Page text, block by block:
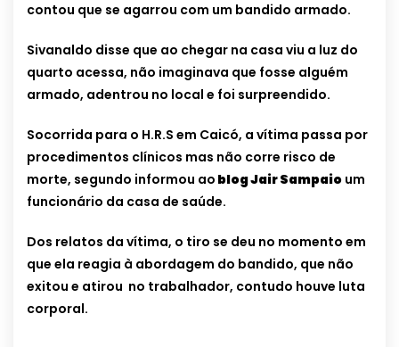
contou que se agarrou com um bandido armado.
Sivanaldo disse que ao chegar na casa viu a luz do
quarto acessa, não imaginava que fosse alguém
armado, adentrou no local e foi surpreendido.
Socorrida para o H.R.S em Caicó, a vítima passa por
procedimentos clínicos mas não corre risco de
morte, segundo informou ao blog Jair Sampaio um
funcionário da casa de saúde.
Dos relatos da vítima, o tiro se deu no momento em
que ela reagia à abordagem do bandido, que não
exitou e atirou no trabalhador, contudo houve luta
corporal.